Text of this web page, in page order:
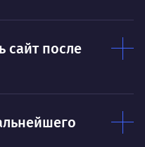
Этим всё
О
сайт после